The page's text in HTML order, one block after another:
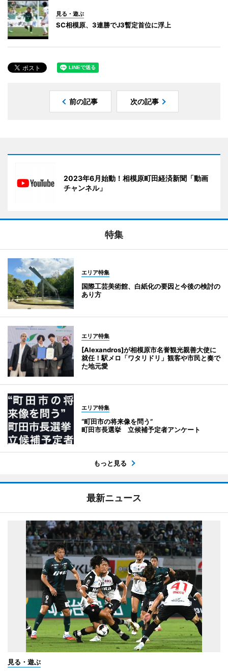
見る・遊ぶ
SC相模原、3連勝でJ3暫定首位に浮上
前の記事 次の記事
2023年6月始動！相模原町田経済新聞「動画
チャンネル」
特集
エリア特集
国際工芸美術館、白紙化の要因と今後の検討の
あり方
エリア特集
[Alexandros]が相模原市名誉観光親善大使に
就任！駅メロ「ワタリドリ」観客や市民と奏で
た地元愛
エリア特集
“町田市の将来像を問う”
町田市長選挙 立候補予定者アンケート
もっと見る
最新ニュース
見る・遊ぶ